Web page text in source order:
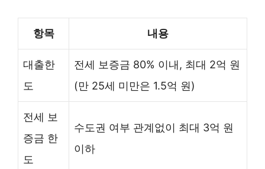
항목 내용
대출한
도
전세 보증금 80% 이내, 최대 2억 원
(만 25세 미만은 1.5억 원)
전세 보
증금 한
도
수도권 여부 관계없이 최대 3억 원
이하